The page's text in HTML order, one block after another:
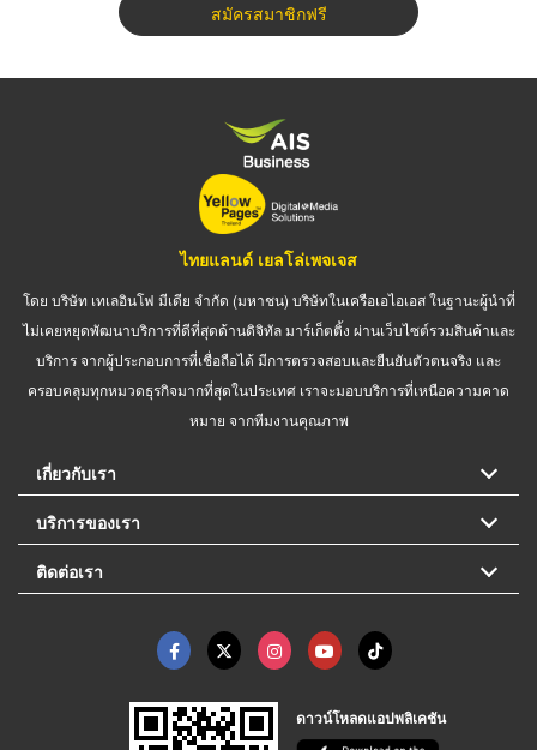
สมัครสมาชิกฟรี
ไทยแลนด์ เยลโล่เพจเจส
โดย บริษัท เทเลอินโฟ มีเดีย จำกัด (มหาชน) บริษัทในเครือเอไอเอส ในฐานะผู้นำที่
ไม่เคยหยุดพัฒนาบริการที่ดีที่สุดด้านดิจิทัล มาร์เก็ตติ้ง ผ่านเว็บไซต์รวมสินค้าและ
บริการ จากผู้ประกอบการที่เชื่อถือได้ มีการตรวจสอบและยืนยันตัวตนจริง และ
ครอบคลุมทุกหมวดธุรกิจมากที่สุดในประเทศ เราจะมอบบริการที่เหนือความคาด
หมาย จากทีมงานคุณภาพ
เกี่ยวกับเรา
บริการของเรา
ติดต่อเรา
ดาวน์โหลดแอปพลิเคชัน